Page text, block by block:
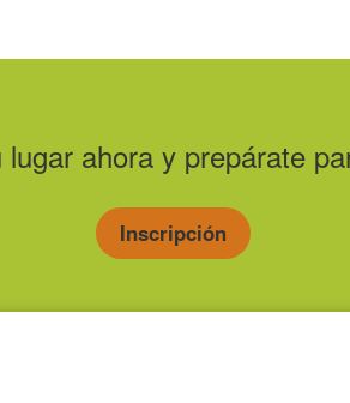
lugar ahora y prepárate
Inscripción